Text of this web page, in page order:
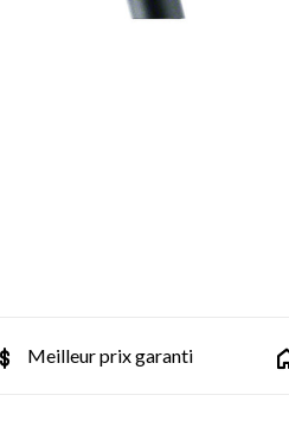
Meilleur prix garanti